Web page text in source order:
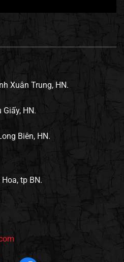
Xuân Trung, HN.
Giấy, HN.
Biên, HN.
tp BN.